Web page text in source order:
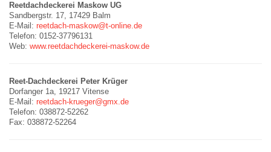
Reetdachdeckerei Maskow UG
Sandbergstr. 17, 17429 Balm
E-Mail: reetdach-maskow@t-online.de
Telefon: 0152-37796131
Web: www.reetdachdeckerei-maskow.de
Reet-Dachdeckerei Peter Krüger
Dorfanger 1a, 19217 Vitense
E-Mail: reetdach-krueger@gmx.de
Telefon: 038872-52262
Fax: 038872-52264